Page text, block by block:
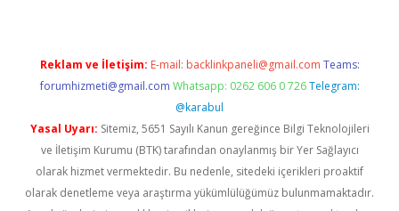
Reklam ve İletişim: E-mail: backlinkpaneli@gmail.com Teams:
forumhizmeti@gmail.com Whatsapp: 0262 606 0 726 Telegram:
@karabul
Yasal Uyarı: Sitemiz, 5651 Sayılı Kanun gereğince Bilgi Teknolojileri
ve İletişim Kurumu (BTK) tarafından onaylanmış bir Yer Sağlayıcı
olarak hizmet vermektedir. Bu nedenle, sitedeki içerikleri proaktif
olarak denetleme veya araştırma yükümlülüğümüz bulunmamaktadır.